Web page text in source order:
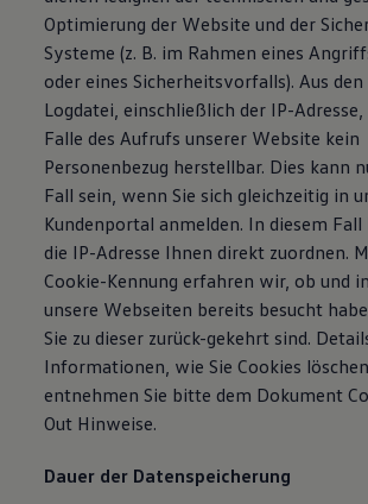
Optimierung der Website und der
Systeme (z. B. im Rahmen eines
oder eines Sicherheitsvorfalls). Aus
Logdatei, einschließlich der IP-
Falle des Aufrufs unserer Website kein
Personenbezug herstellbar. Dies kann
Fall sein, wenn Sie sich gleichzeitig in
Kundenportal anmelden. In diesem
die IP-Adresse Ihnen direkt zuordnen.
Cookie-Kennung erfahren wir, ob und
unsere Webseiten bereits besucht
Sie zu dieser zurück-gekehrt sind.
Informationen, wie Sie Cookies
entnehmen Sie bitte dem Dokument
Out Hinweise.
Dauer der Datenspeicherung